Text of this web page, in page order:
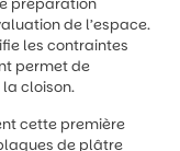
préparation
de l’espace.
les contraintes
permet de
cloison.
cette première
de plâtre